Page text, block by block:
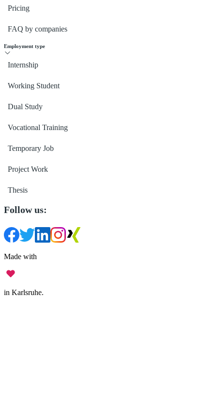
Pricing
FAQ by companies
Employment type
Internship
Working Student
Dual Study
Vocational Training
Temporary Job
Project Work
Thesis
Follow us:
Made with
in Karlsruhe.